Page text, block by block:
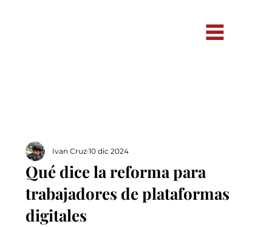
Qué dice la reforma para
trabajadores de plataformas
digitales
Ivan Cruz 10 dic 2024